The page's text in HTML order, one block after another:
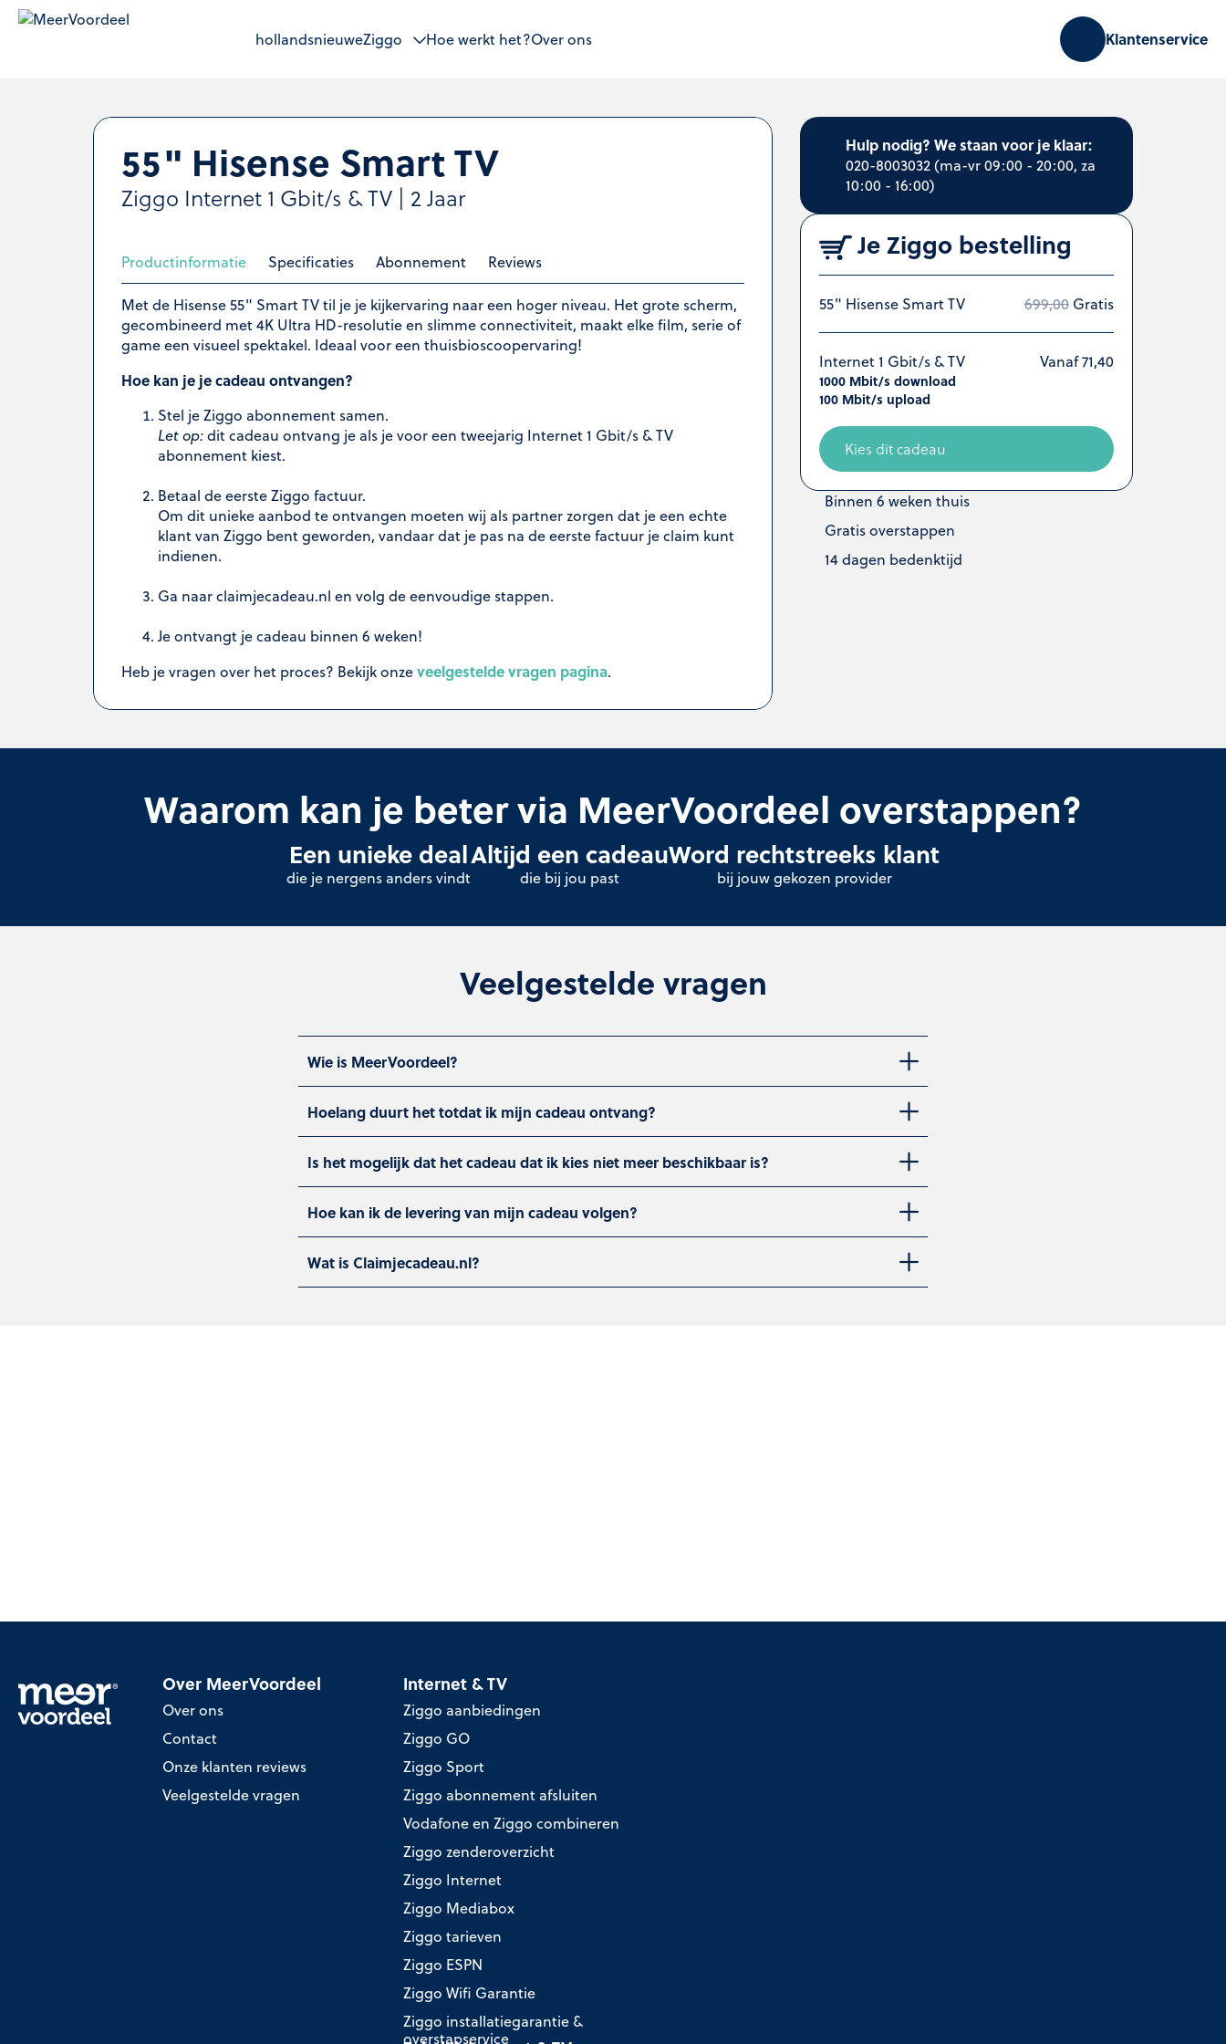
hollandsnieuweZiggo Hoe werkt het?Over ons Klantenservice
55" Hisense Smart TV
Ziggo Internet 1 Gbit/s & TV | 2 Jaar
Productinformatie Specificaties Abonnement Reviews
Met de Hisense 55" Smart TV til je je kijkervaring naar een hoger niveau. Het grote scherm,
gecombineerd met 4K Ultra HD-resolutie en slimme connectiviteit, maakt elke film, serie of
game een visueel spektakel. Ideaal voor een thuisbioscoopervaring!
Hoe kan je je cadeau ontvangen?
Stel je Ziggo abonnement samen.
Let op:dit cadeau ontvang je als je voor een tweejarig Internet 1 Gbit/s & TV
abonnement kiest.
Betaal de eerste Ziggo factuur.
Om dit unieke aanbod te ontvangen moeten wij als partner zorgen dat je een echte
klant van Ziggo bent geworden, vandaar dat je pas na de eerste factuur je claim kunt
indienen.
Ga naar claimjecadeau.nl en volg de eenvoudige stappen.
Je ontvangt je cadeau binnen 6 weken!
Heb je vragen over het proces? Bekijk onzeveelgestelde vragen pagina.
Hulp nodig? We staan voor je klaar:
020-8003032(ma-vr 09:00 - 20:00, za
10:00 - 16:00)
Je Ziggo bestelling
55" Hisense Smart TV 699,00 Gratis
Internet 1 Gbit/s & TV
1000 Mbit/s download
100 Mbit/s upload
Vanaf 71,40
Kies dit cadeau
Binnen 6 weken thuis
Gratis overstappen
14 dagen bedenktijd
Waarom kan je beter via MeerVoordeel overstappen?
Een unieke deal
die je nergens anders vindt
Altijd een cadeau
die bij jou past
Word rechtstreeks klant
bij jouw gekozen provider
Veelgestelde vragen
Wie is MeerVoordeel?
Hoelang duurt het totdat ik mijn cadeau ontvang?
Is het mogelijk dat het cadeau dat ik kies niet meer beschikbaar is?
Hoe kan ik de levering van mijn cadeau volgen?
Wat is Claimjecadeau.nl?
Over MeerVoordeel
Over ons
Contact
Onze klanten reviews
Veelgestelde vragen
Internet & TV
Ziggo aanbiedingen
Ziggo GO
Ziggo Sport
Ziggo abonnement afsluiten
Vodafone en Ziggo combineren
Ziggo zenderoverzicht
Ziggo Internet
Ziggo Mediabox
Ziggo tarieven
Ziggo ESPN
Ziggo Wifi Garantie
Ziggo installatiegarantie &
overstapservice